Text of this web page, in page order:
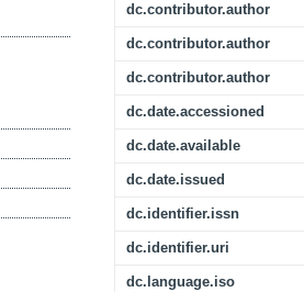
dc.contributor.author
dc.contributor.author
dc.contributor.author
dc.date.accessioned
dc.date.available
dc.date.issued
dc.identifier.issn
dc.identifier.uri
dc.language.iso